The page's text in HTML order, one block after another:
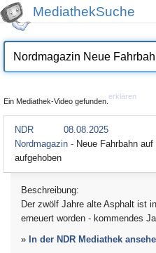
MediathekSuche
Ein Mediathek-Video gefunden.
erklären
NDR
08.08.2025
Nordmagazin - Neue Fahrbahn
aufgehoben
Beschreibung:
Der zwölf Jahre alte Asphalt ist
erneuert worden - kommendes
» In der NDR Mediathek